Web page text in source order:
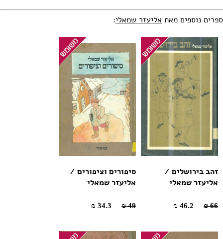
ספרים נוספים מאת אליעזר שמאלי:
זהב בירושלים /
אליעזר שמאלי
66 ₪
סיפורים וציפורים /
אליעזר שמאלי
49 ₪